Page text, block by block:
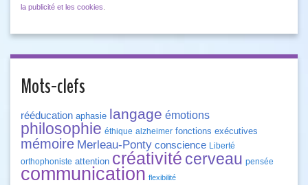
la publicité et les cookies
Mots-clefs
rééducation aphasie langage émotions
philosophie éthique alzheimer fonctions exécutives
mémoire Merleau-Ponty conscience Liberté
orthophoniste attention créativité cerveau pensée
communication flexibilité